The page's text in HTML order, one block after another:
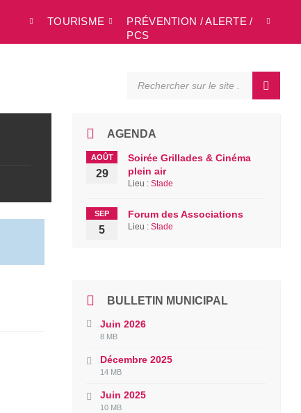
TOURISME
PRÉVENTION / ALERTE /
PCS
AGENDA
AOÛT
29
Soirée Grillades & Cinéma
plein air
Lieu :Stade
SEP
5
Forum des Associations
Lieu :Stade
BULLETIN MUNICIPAL
Juin 2026
File
pdf
File
8 MB
Décembre 2025
File
pdf
File
14 MB
Juin 2025
File
File
10 MB